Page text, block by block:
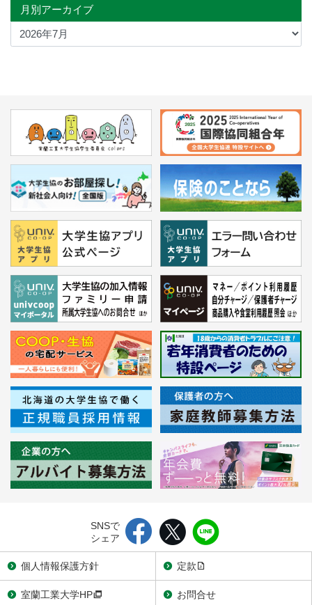
月別アーカイブ
SNSで
シェア
個人情報保護方針
定款
室蘭工業大学HP お問合せ